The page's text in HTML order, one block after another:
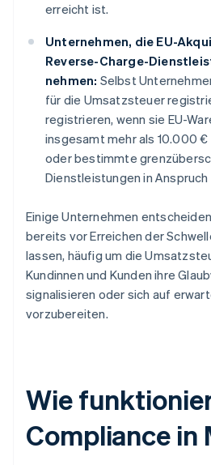
erreicht ist.
Unternehmen, die EU-
Reverse-Charge-
nehmen: Selbst
für die Umsatzsteuer
registrieren, wenn sie EU-
insgesamt mehr als 10.000 €
oder bestimmte
Dienstleistungen in Anspruch
Einige Unternehmen
bereits vor Erreichen der
lassen, häufig um die
Kundinnen und Kunden ihre
signalisieren oder sich auf
vorzubereiten.
Wie
Compliance in